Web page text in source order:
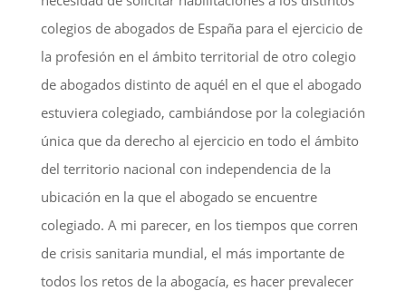
colegios de abogados de España para el ejercicio de
la profesión en el ámbito territorial de otro colegio
de abogados distinto de aquél en el que el abogado
estuviera colegiado, cambiándose por la colegiación
única que da derecho al ejercicio en todo el ámbito
del territorio nacional con independencia de la
ubicación en la que el abogado se encuentre
colegiado. A mi parecer, en los tiempos que corren
de crisis sanitaria mundial, el más importante de
todos los retos de la abogacía, es hacer prevalecer